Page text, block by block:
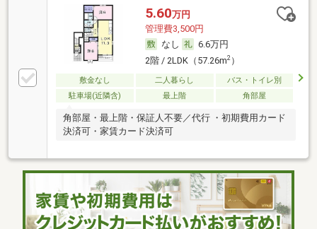
5.60万円
管理費3,500円
なし
6.6万円
2階 / 2LDK（57.26m2）
敷金なし 二人暮らし
バス・トイレ別
駐車場(近隣含)
最上階 角部屋
角部屋・最上階・保証人不要／代行 ・初期費用カード
決済可・家賃カード決済可